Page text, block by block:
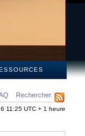
Rechercher
11:25 UTC + 1 heure